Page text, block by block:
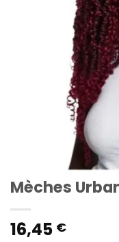
Mèches
16,45 €